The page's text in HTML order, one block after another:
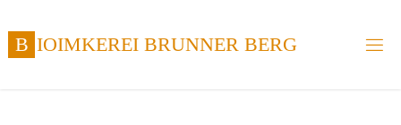
Inhalt
springen
B IOIMKEREI BRUNNER BERG